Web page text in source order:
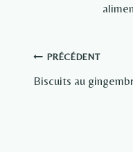
Navigation
de
PRÉCÉDENT
Biscuits au